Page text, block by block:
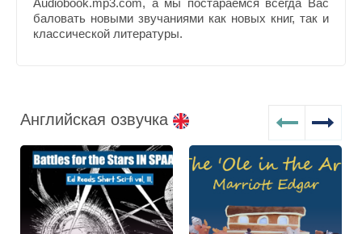
Audiobook.mp3.com, а мы постараемся всегда Вас
баловать новыми звучаниями как новых книг, так и
классической литературы.
Английская озвучка